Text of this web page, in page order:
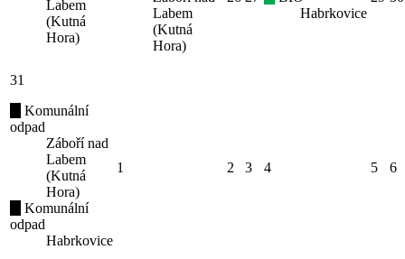
Labem
(Kutná
Hora)
Labem
(Kutná
Hora)
Habrkovice
31
Komunální
odpad
Záboří nad
Labem
(Kutná
Hora)
Komunální
odpad
Habrkovice
1 2 3 4 5 6